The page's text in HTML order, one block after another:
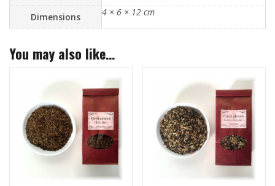
Dimensions 4 × 6 × 12 cm
You may also like…